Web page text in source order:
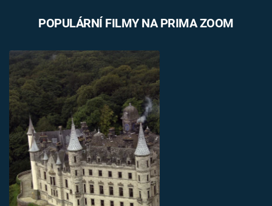
POPULÁRNÍ FILMY NA PRIMA ZOOM